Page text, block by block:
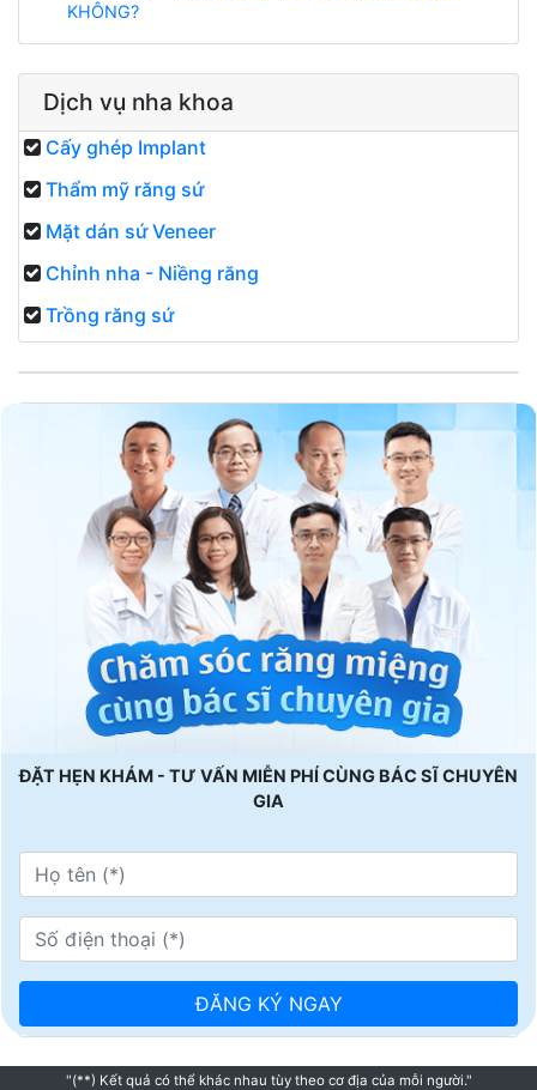
KHÔNG?
Dịch vụ nha khoa
Cấy ghép Implant
Thẩm mỹ răng sứ
Mặt dán sứ Veneer
Chỉnh nha - Niềng răng
Trồng răng sứ
ĐẶT HẸN KHÁM - TƯ VẤN MIỄN PHÍ CÙNG BÁC SĨ CHUYÊN
GIA
"(**) Kết quả có thể khác nhau tùy theo cơ địa của mỗi người."